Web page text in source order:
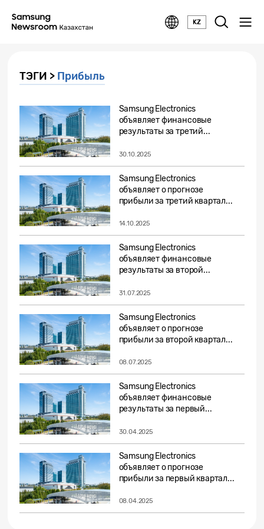
KZ
ТЭГИ > Прибыль
Samsung Electronics
объявляет финансовые
результаты за третий...
30.10.2025
Samsung Electronics
объявляет о прогнозе
прибыли за третий квартал...
14.10.2025
Samsung Electronics
объявляет финансовые
результаты за второй...
31.07.2025
Samsung Electronics
объявляет о прогнозе
прибыли за второй квартал...
08.07.2025
Samsung Electronics
объявляет финансовые
результаты за первый...
30.04.2025
Samsung Electronics
объявляет о прогнозе
прибыли за первый квартал...
08.04.2025